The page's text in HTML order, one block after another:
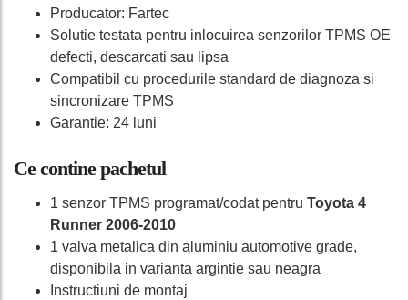
Producator: Fartec
Solutie testata pentru inlocuirea senzorilor TPMS OE
defecti, descarcati sau lipsa
Compatibil cu procedurile standard de diagnoza si
sincronizare TPMS
Garantie: 24 luni
Ce contine pachetul
1 senzor TPMS programat/codat pentru Toyota 4
Runner 2006-2010
1 valva metalica din aluminiu automotive grade,
disponibila in varianta argintie sau neagra
Instructiuni de montaj